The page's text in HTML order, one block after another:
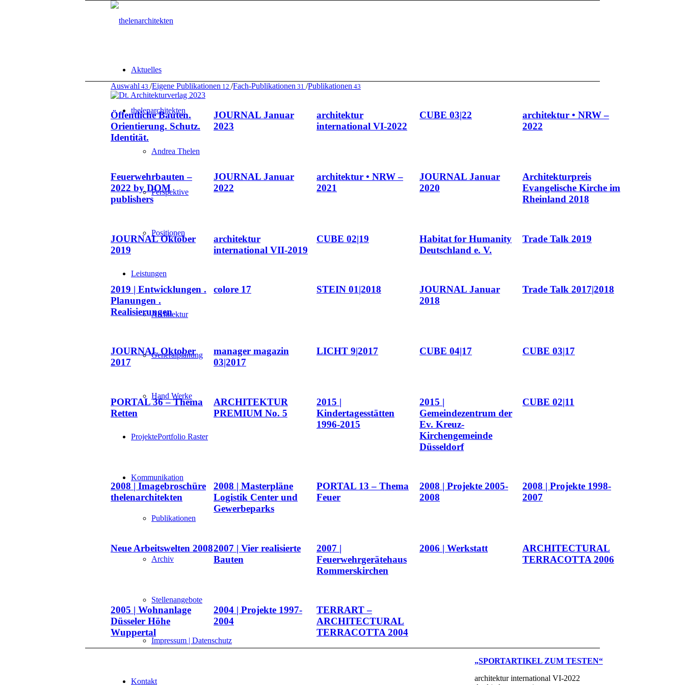
Aktuelles
thelenarchitekten
Andrea Thelen
Perspektive
Positionen
Leistungen
Architektur
Generalplanung
Hand Werke
ProjektePortfolio Raster
Kommunikation
Publikationen
Archiv
Stellenangebote
Impressum | Datenschutz
Kontakt
Auswahl 43 /Eigene Publikationen 12 /Fach-Publikationen 31 /Publikationen 43
Öffentliche Bauten.
Orientierung. Schutz.
Identität.
JOURNAL Januar
2023
architektur
international VI-2022
CUBE 03|22
architektur • NRW –
2022
Feuerwehrbauten –
2022 by DOM
publishers
JOURNAL Januar
2022
architektur • NRW –
2021
JOURNAL Januar
2020
Architekturpreis
Evangelische Kirche im
Rheinland 2018
JOURNAL Oktober
2019
architektur
international VII-2019
CUBE 02|19
Habitat for Humanity
Deutschland e. V.
Trade Talk 2019
2019 | Entwicklungen .
Planungen .
Realisierungen
colore 17 STEIN 01|2018
JOURNAL Januar
2018
Trade Talk 2017|2018
JOURNAL Oktober
2017
manager magazin
03|2017
LICHT 9|2017 CUBE 04|17 CUBE 03|17
PORTAL 36 – Thema
Retten
ARCHITEKTUR
PREMIUM No. 5
2015 |
Kindertagesstätten
1996-2015
2015 |
Gemeindezentrum der
Ev. Kreuz-
Kirchengemeinde
Düsseldorf
CUBE 02|11
2008 | Imagebroschüre
thelenarchitekten
2008 | Masterpläne
Logistik Center und
Gewerbeparks
PORTAL 13 – Thema
Feuer
2008 | Projekte 2005-
2008
2008 | Projekte 1998-
2007
Neue Arbeitswelten 20082007 | Vier realisierte
Bauten
2007 |
Feuerwehrgerätehaus
Rommerskirchen
2006 | Werkstatt
ARCHITECTURAL
TERRACOTTA 2006
2005 | Wohnanlage
Düsseler Höhe
Wuppertal
2004 | Projekte 1997-
2004
TERRART –
ARCHITECTURAL
TERRACOTTA 2004
„SPORTARTIKEL ZUM TESTEN“
architektur international VI-2022